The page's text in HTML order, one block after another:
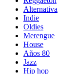
Alternativa
Indie
Oldies
Merengue
House
Años 80
Jazz
Hip hop